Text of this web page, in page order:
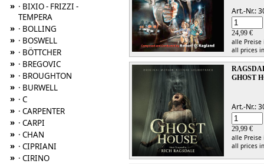
» · BIXIO - FRIZZI -
TEMPERA
» · BOLLING
» · BOSWELL
» · BÖTTCHER
» · BREGOVIC
» · BROUGHTON
» · BURWELL
» · C
» · CARPENTER
» · CARPI
» · CHAN
» · CIPRIANI
» · CIRINO
Art.-Nr.:
24,99 €
alle
all prices
GHOST
Art.-Nr.:
29,99 €
alle
all prices